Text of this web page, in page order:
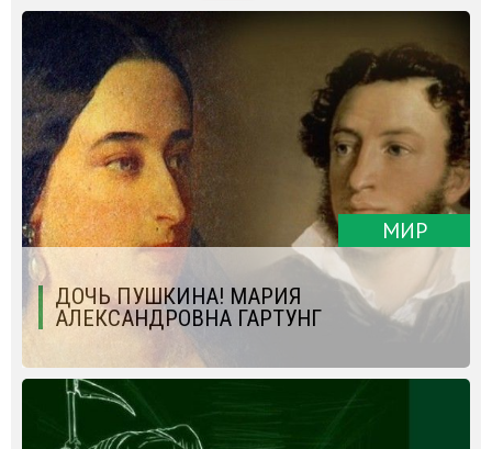
МИР
ДОЧЬ ПУШКИНА! МАРИЯ
АЛЕКСАНДРОВНА ГАРТУНГ